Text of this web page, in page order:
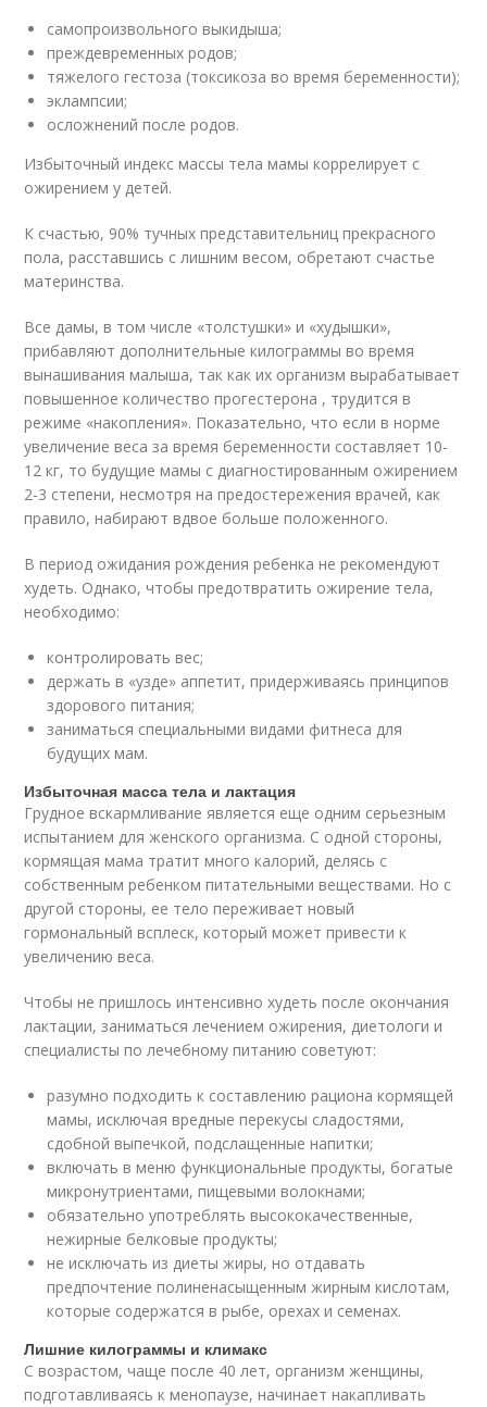
самопроизвольного выкидыша;
преждевременных родов;
тяжелого гестоза (токсикоза во время беременности);
эклампсии;
осложнений после родов.
Избыточный индекс массы тела мамы коррелирует с
ожирением у детей.
К счастью, 90% тучных представительниц прекрасного
пола, расставшись с лишним весом, обретают счастье
материнства.
Все дамы, в том числе «толстушки» и «худышки»,
прибавляют дополнительные килограммы во время
вынашивания малыша, так как их организм вырабатывает
повышенное количество прогестерона , трудится в
режиме «накопления». Показательно, что если в норме
увеличение веса за время беременности составляет 10-
12 кг, то будущие мамы с диагностированным ожирением
2-3 степени, несмотря на предостережения врачей, как
правило, набирают вдвое больше положенного.
В период ожидания рождения ребенка не рекомендуют
худеть. Однако, чтобы предотвратить ожирение тела,
необходимо:
контролировать вес;
держать в «узде» аппетит, придерживаясь принципов
здорового питания;
заниматься специальными видами фитнеса для
будущих мам.
Избыточная масса тела и лактация
Грудное вскармливание является еще одним серьезным
испытанием для женского организма. С одной стороны,
кормящая мама тратит много калорий, делясь с
собственным ребенком питательными веществами. Но с
другой стороны, ее тело переживает новый
гормональный всплеск, который может привести к
увеличению веса.
Чтобы не пришлось интенсивно худеть после окончания
лактации, заниматься лечением ожирения, диетологи и
специалисты по лечебному питанию советуют:
разумно подходить к составлению рациона кормящей
мамы, исключая вредные перекусы сладостями,
сдобной выпечкой, подслащенные напитки;
включать в меню функциональные продукты, богатые
микронутриентами, пищевыми волокнами;
обязательно употреблять высококачественные,
нежирные белковые продукты;
не исключать из диеты жиры, но отдавать
предпочтение полиненасыщенным жирным кислотам,
которые содержатся в рыбе, орехах и семенах.
Лишние килограммы и климакс
С возрастом, чаще после 40 лет, организм женщины,
подготавливаясь к менопаузе, начинает накапливать